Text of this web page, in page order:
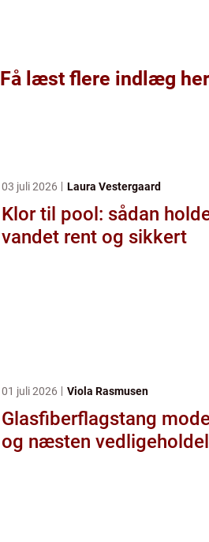
Få læst flere indlæg her
03 juli 2026 Laura Vestergaard
Klor til pool: sådan
vandet rent og sikkert
01 juli 2026 Viola Rasmusen
Glasfiberflagstang moderne, let
og næsten